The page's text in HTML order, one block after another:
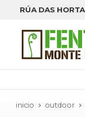
RÚA DAS
inicio outdoor